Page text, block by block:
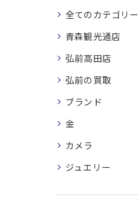
全てのカテゴリー
青森観光通店
弘前高田店
弘前の買取
ブランド
金
カメラ
ジュエリー